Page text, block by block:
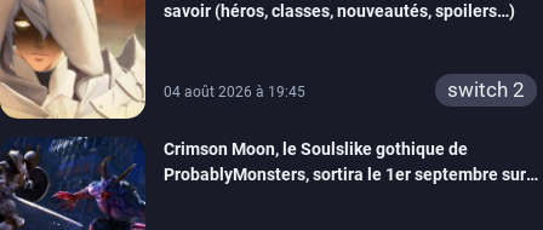
savoir (héros, classes, nouveautés, spoilers…)
04 août 2026 à 19:45 switch 2
Crimson Moon, le Soulslike gothique de
ProbablyMonsters, sortira le 1er septembre sur